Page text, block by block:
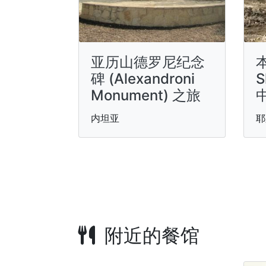
亚历山德罗尼纪念
碑 (Alexandroni
Monument) 之旅
内坦亚
附近的餐馆